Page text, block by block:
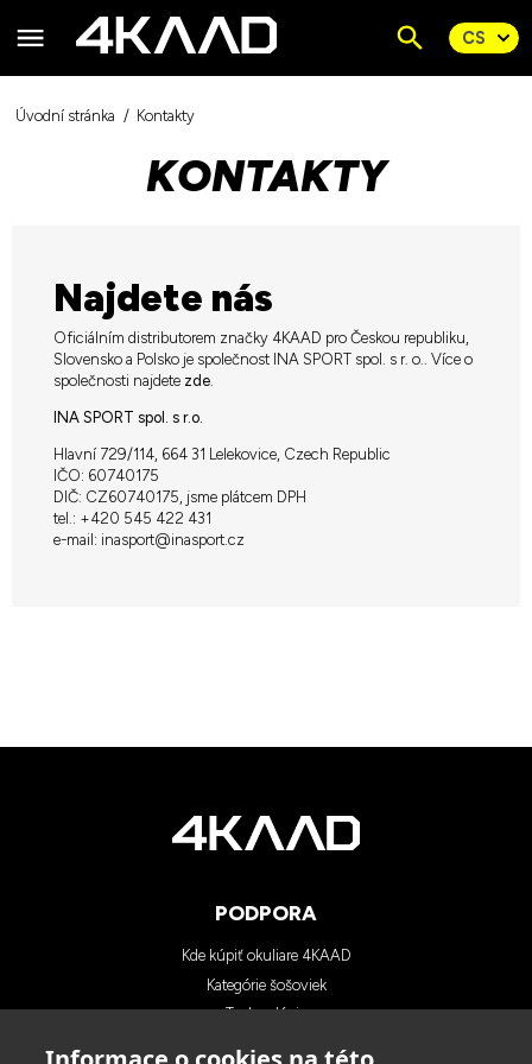
Úvodní stránka Kontakty
KONTAKTY
Najdete nás
Oficiálním distributorem značky 4KAAD pro Českou republiku,
Slovensko a Polsko je společnost INA SPORT spol. s r. o.. Více o
společnosti najdete zde.
INA SPORT spol. s r.o.
Hlavní 729/114, 664 31 Lelekovice, Czech Republic
IČO: 60740175
DIČ: CZ60740175, jsme plátcem DPH
tel.: +420 545 422 431
e-mail: inasport@inasport.cz
PODPORA
Kde kúpiť okuliare 4KAAD
Kategórie šošoviek
Technológia